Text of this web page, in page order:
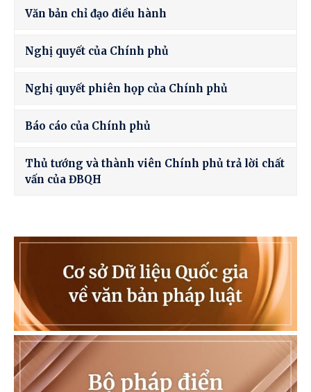
Văn bản chỉ đạo điều hành
Nghị quyết của Chính phủ
Nghị quyết phiên họp của Chính phủ
Báo cáo của Chính phủ
Thủ tướng và thành viên Chính phủ trả lời chất
vấn của ĐBQH